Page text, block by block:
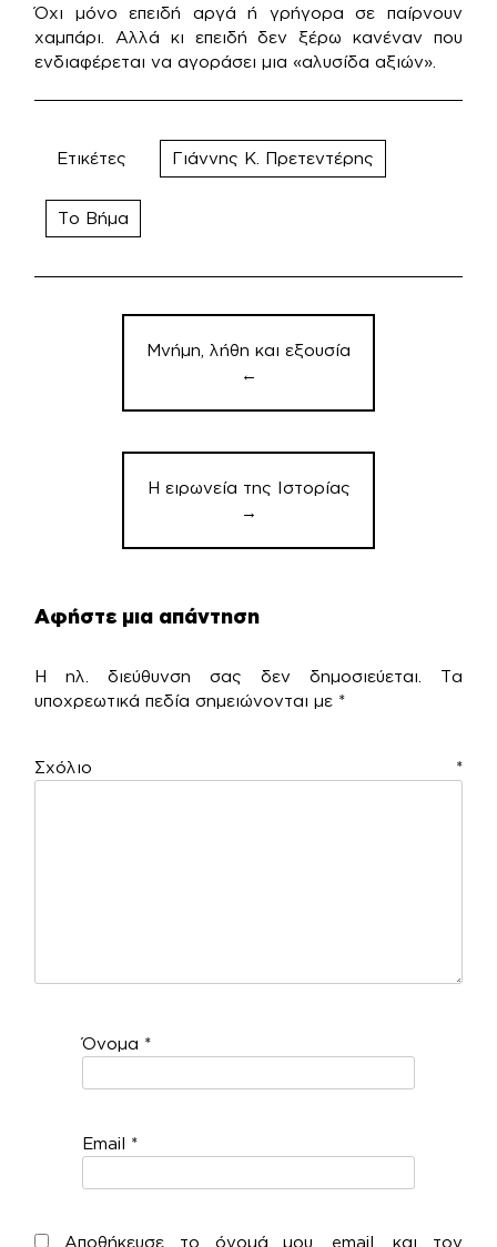
Όχι μόνο επειδή αργά ή γρήγορα σε παίρνουν
χαμπάρι. Αλλά κι επειδή δεν ξέρω κανέναν που
ενδιαφέρεται να αγοράσει μια «αλυσίδα αξιών».
Ετικέτες Γιάννης Κ. Πρετεντέρης
Το Βήμα
Πλοήγηση
άρθρων
Μνήμη, λήθη και εξουσία
←
Η ειρωνεία της Ιστορίας
→
Αφήστε μια απάντηση
Η ηλ. διεύθυνση σας δεν δημοσιεύεται.
Τα
υποχρεωτικά πεδία σημειώνονται με *
Σχόλιο *
Όνομα *
Email *
Αποθήκευσε το όνομά μου, email, και τον